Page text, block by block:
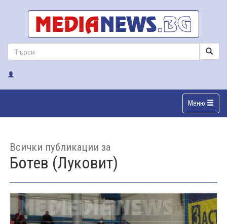
Меню
Всички публикации за
Ботев (Луковит)